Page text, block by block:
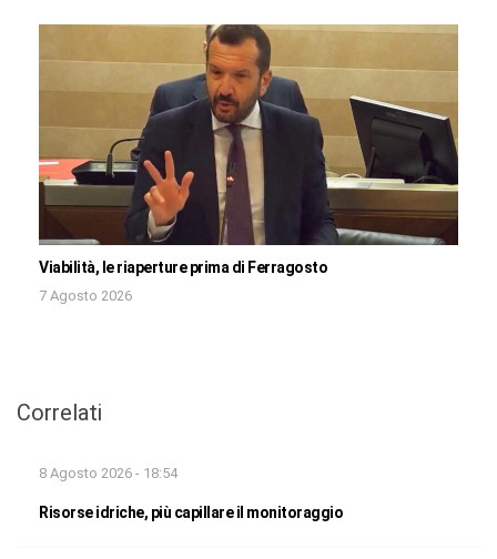
Viabilità, le riaperture prima di Ferragosto
7 Agosto 2026
Correlati
8 Agosto 2026 - 18:54
Risorse idriche, più capillare il monitoraggio